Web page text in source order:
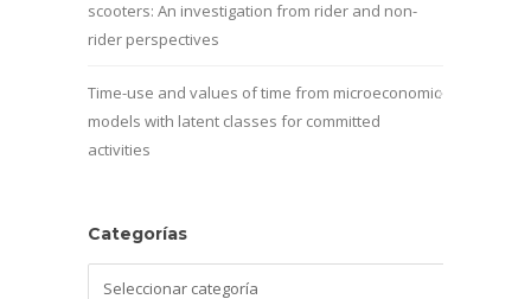
scooters: An investigation from rider and non-
rider perspectives
Time-use and values of time from microeconomic
models with latent classes for committed
activities
Categorías